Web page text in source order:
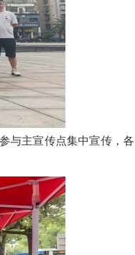
主宣传点集中宣传，